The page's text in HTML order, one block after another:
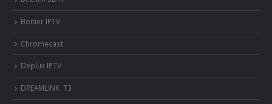
Boitier IPTV
Chromecast
Deplux IPTV
DREAMLINK T3